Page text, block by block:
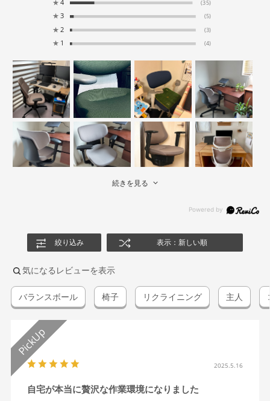
★ 4 (35)
★ 3 (5)
★ 2 (3)
★ 1 (4)
続きを見る
絞り込み 表示：新しい順
気になるレビューを表示
バランスボール 椅子 リクライニング 主人
2025.5.16
自宅が本当に贅沢な作業環境になりました